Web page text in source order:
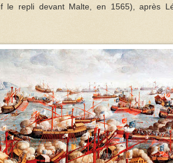
le repli devant Malte, en 1565), après